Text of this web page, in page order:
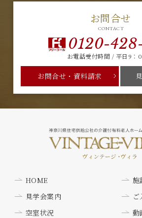
お問合せ
CONTACT
0120-
お電話受付時間 / 平日9：
お問合せ・資料請求
HOME
施
見学会案内
空室状況
動